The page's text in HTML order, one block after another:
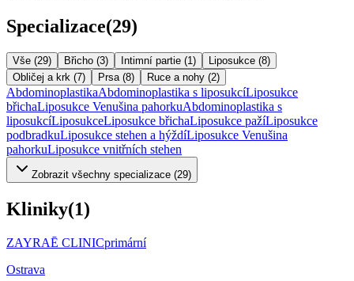
Specializace(29)
Vše (29) Břicho (3) Intimní partie (1) Liposukce (8)
Obličej a krk (7) Prsa(8) Ruce a nohy (2)
AbdominoplastikaAbdominoplastika s liposukcíLiposukce
břichaLiposukce Venušina pahorkuAbdominoplastika s
liposukcíLiposukceLiposukce břichaLiposukce pažíLiposukce
podbradkuLiposukce stehen a hýždíLiposukce Venušina
pahorkuLiposukce vnitřních stehen
Zobrazit všechny specializace (29)
Kliniky(1)
ZAYRAĒ CLINICprimární
Ostrava